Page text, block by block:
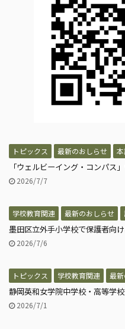
トピックス 最新のおしらせ
「ウェルビーイング・コンパス
2026/7/7
学校教育関連 最新のおしらせ
墨田区立外手小学校で保護者向
2026/7/6
トピックス 学校教育関連 最
静岡英和女学院中学校・高等学
2026/7/1